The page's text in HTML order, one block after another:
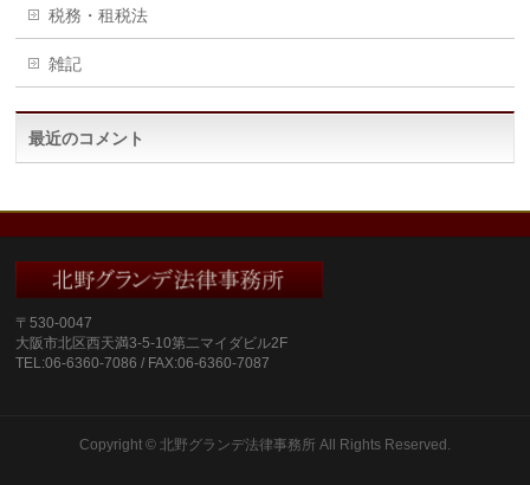
税務・租税法
雑記
最近のコメント
〒530‐0047
大阪市北区西天満3‐5‐10第二マイダビル2F
TEL:06-6360-7086 / FAX:06-6360-7087
Copyright © 北野グランデ法律事務所All Rights Reserved.